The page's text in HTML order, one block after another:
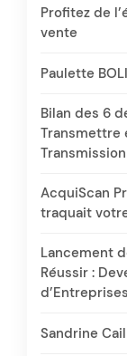
Profitez de
vente
Paulette
Bilan des 6
Transmettre
Transmission
AcquiScan
traquait
Lancement
Réussir :
Sandrine